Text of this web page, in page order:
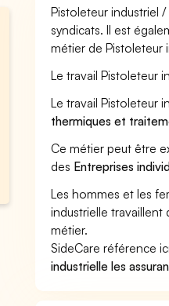
Pistoleteur industriel
syndicats. Il est
métier de Pistoleteur
Le travail Pistoleteur
Le travail Pistoleteur
thermiques et
Ce métier peut être
des Entreprises
Les hommes et les
industrielle travaillent
métier.
SideCare référence
industrielle les